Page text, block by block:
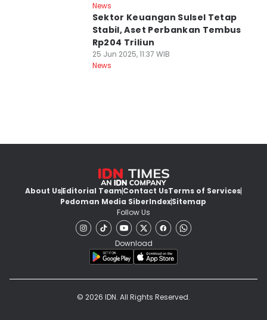
News
Sektor Keuangan Sulsel Tetap
Stabil, Aset Perbankan Tembus
Rp204 Triliun
25 Jun 2025, 11:37 WIB
News
About UsEditorial TeamContact UsTerms of Services
Pedoman Media SiberIndexSitemap
Follow Us
Download
© 2026 IDN. All Rights Reserved.